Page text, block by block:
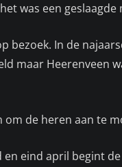
was een geslaagde
bezoek. In de
maar Heerenveen
de heren aan te
eind april begint